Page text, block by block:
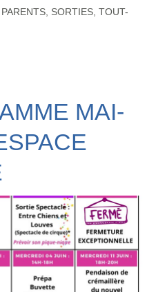
PARENTS, SORTIES, TOUT-
MAI-